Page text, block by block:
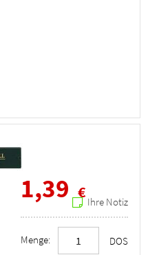
1,39 €
Ihre Notiz
Menge: DOS